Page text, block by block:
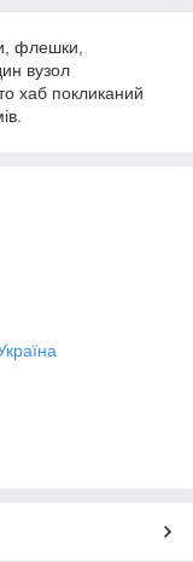
флешки,
вузол
хаб покликаний